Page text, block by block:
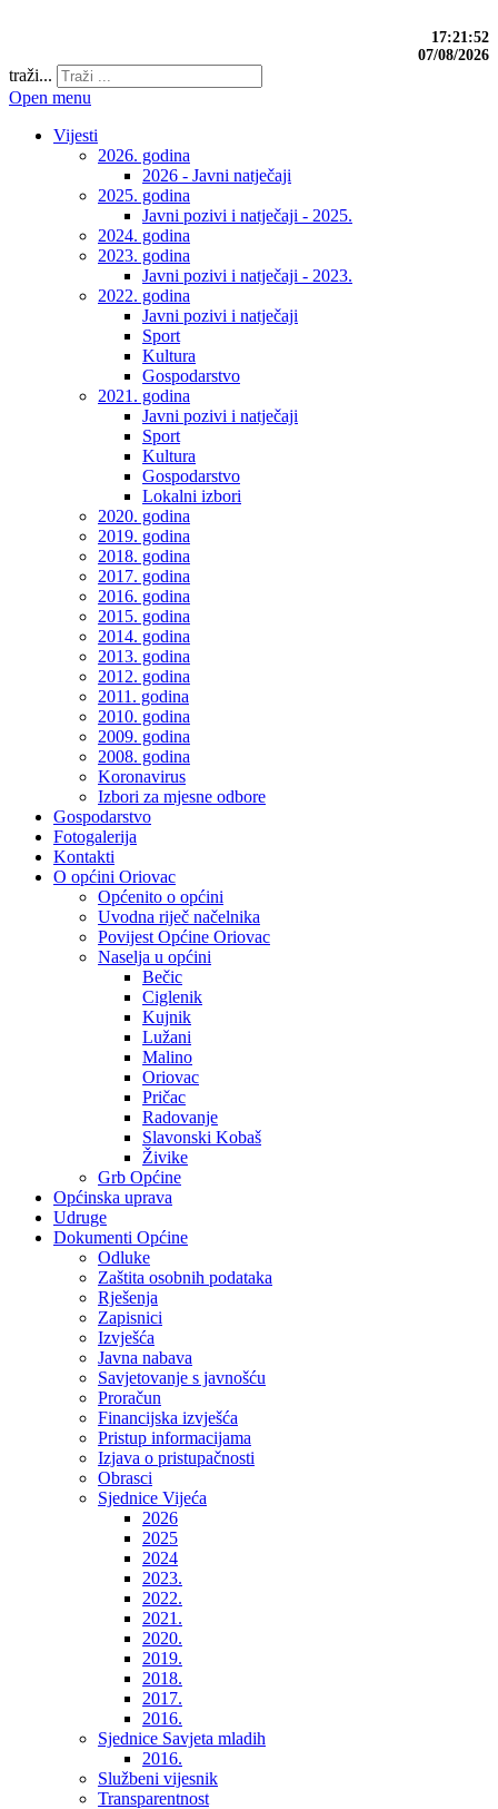
17:21:53
07/08/2026
traži...
Open menu
Vijesti
2026. godina
2026 - Javni natječaji
2025. godina
Javni pozivi i natječaji - 2025.
2024. godina
2023. godina
Javni pozivi i natječaji - 2023.
2022. godina
Javni pozivi i natječaji
Sport
Kultura
Gospodarstvo
2021. godina
Javni pozivi i natječaji
Sport
Kultura
Gospodarstvo
Lokalni izbori
2020. godina
2019. godina
2018. godina
2017. godina
2016. godina
2015. godina
2014. godina
2013. godina
2012. godina
2011. godina
2010. godina
2009. godina
2008. godina
Koronavirus
Izbori za mjesne odbore
Gospodarstvo
Fotogalerija
Kontakti
O općini Oriovac
Općenito o općini
Uvodna riječ načelnika
Povijest Općine Oriovac
Naselja u općini
Bečic
Ciglenik
Kujnik
Lužani
Malino
Oriovac
Pričac
Radovanje
Slavonski Kobaš
Živike
Grb Općine
Općinska uprava
Udruge
Dokumenti Općine
Odluke
Zaštita osobnih podataka
Rješenja
Zapisnici
Izvješća
Javna nabava
Savjetovanje s javnošću
Proračun
Financijska izvješća
Pristup informacijama
Izjava o pristupačnosti
Obrasci
Sjednice Vijeća
2026
2025
2024
2023.
2022.
2021.
2020.
2019.
2018.
2017.
2016.
Sjednice Savjeta mladih
2016.
Službeni vijesnik
Transparentnost